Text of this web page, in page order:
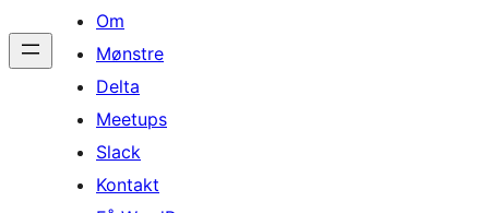
Om
Mønstre
Delta
Meetups
Slack
Kontakt